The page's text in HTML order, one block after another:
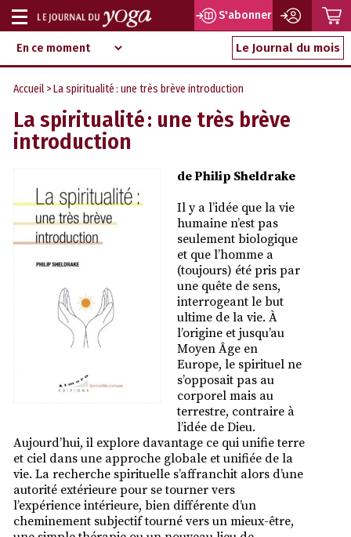
Aller
au
contenu
d‘information
indépendant
Afficher
ou
masquer
navigation
S'abonner
Le Journal du mois
Accueil > La spiritualité : une très brève introduction
La spiritualité : une très brève
introduction
de Philip Sheldrake
Il y a l’idée que la vie
humaine n’est pas
seulement biologique
et que l’homme a
(toujours) été pris par
une quête de sens,
interrogeant le but
ultime de la vie. À
l’origine et jusqu’au
Moyen Âge en
Europe, le spirituel ne
s’opposait pas au
corporel mais au
terrestre, contraire à
l’idée de Dieu.
Aujourd’hui, il explore davantage ce qui unifie terre
et ciel dans une approche globale et unifiée de la
vie. La recherche spirituelle s’affranchit alors d’une
autorité extérieure pour se tourner vers
l’expérience intérieure, bien différente d’un
cheminement subjectif tourné vers un mieux-être,